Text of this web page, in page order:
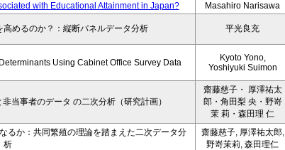
with Educational Attainment in Japan? Masahiro Narisawa
めるのか？：縦断パネルデータ分析 平光良充
Using Cabinet Office Survey Data
Kyoto Yono,
Yoshiyuki Suimon
当事者のデータ の二次分析（研究計画）
齋藤慈子・ 厚澤祐太
郎・角田梨 央・野嵜
茉 莉・森田理 仁
るか：共同繁殖の理論を踏まえた二次データ分
析
齋藤慈子, 厚澤祐太郎,
野嵜茉莉, 森田理仁